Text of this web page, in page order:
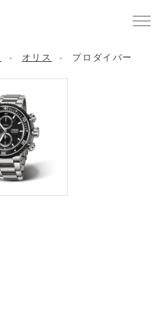
オリス プロダイバー